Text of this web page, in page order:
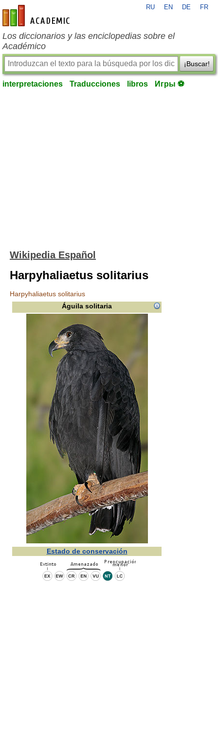
es-academic.com
RU EN DE FR
Los diccionarios y las enciclopedias sobre el
Académico
¡Buscar!
interpretaciones Traducciones libros Игры ⚽
Wikipedia Español
Harpyhaliaetus solitarius
Harpyhaliaetus solitarius
Águila solitaria
Estado de conservación